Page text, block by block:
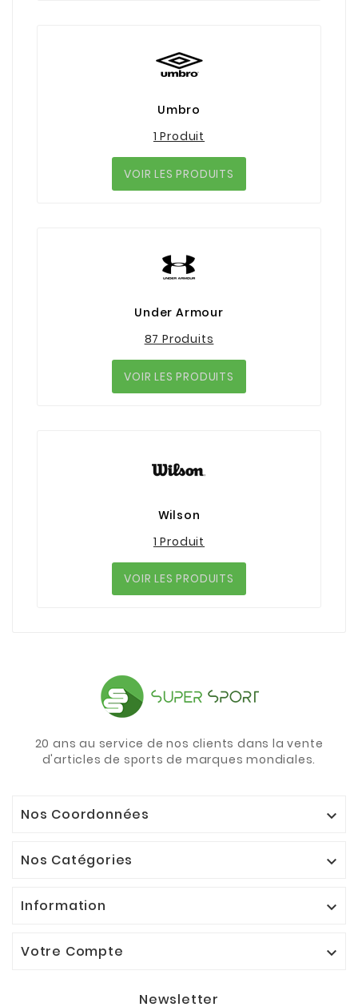
Umbro
1 Produit
VOIR LES PRODUITS
Under Armour
87 Produits
VOIR LES PRODUITS
Wilson
1 Produit
VOIR LES PRODUITS
20 ans au service de nos clients dans la vente
d'articles de sports de marques mondiales.
Nos Coordonnées 
Nos Catégories 
Information 
Votre Compte 
Newsletter